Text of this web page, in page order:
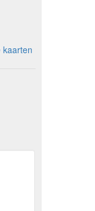
kaarten